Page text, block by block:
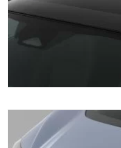
Beschermfolie motorkap